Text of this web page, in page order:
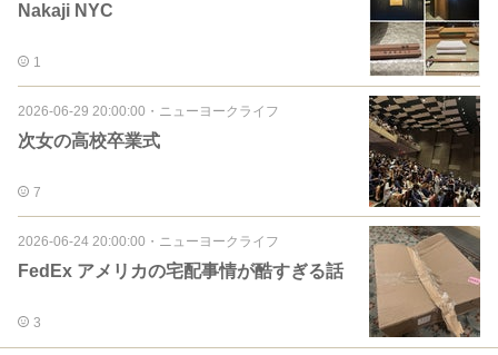
Nakaji NYC
1
2026-06-29 20:00:00 ・ ニューヨークライフ
次女の高校卒業式
7
2026-06-24 20:00:00 ・ ニューヨークライフ
FedEx アメリカの宅配事情が酷すぎる話
3